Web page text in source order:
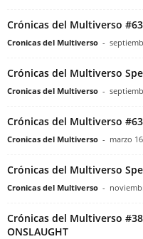
Crónicas del Multiverso
Cronicas del Multiverso -
Crónicas del Multiverso
Cronicas del Multiverso -
Crónicas del Multiverso
Cronicas del Multiverso - marzo
Crónicas del Multiverso
Cronicas del Multiverso -
Crónicas del Multiverso
ONSLAUGHT